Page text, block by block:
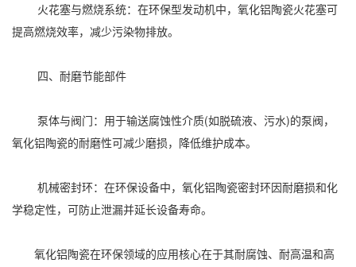
火花塞与燃烧系统：在环保型发动机中，氧化铝陶瓷火花塞可
提高燃烧效率，减少污染物排放。
四、耐磨节能部件
泵体与阀门：用于输送腐蚀性介质(如脱硫液、污水)的泵阀，
氧化铝陶瓷的耐磨性可减少磨损，降低维护成本。
机械密封环：在环保设备中，氧化铝陶瓷密封环因耐磨损和化
学稳定性，可防止泄漏并延长设备寿命。
氧化铝陶瓷在环保领域的应用核心在于其耐腐蚀、耐高温和高